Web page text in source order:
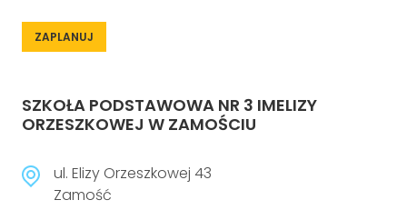
ZAPLANUJ
SZKOŁA PODSTAWOWA NR 3 IMELIZY
ORZESZKOWEJ W ZAMOŚCIU
ul. Elizy Orzeszkowej 43
Zamość